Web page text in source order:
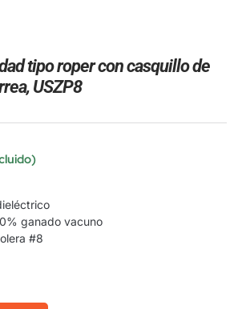
tipo roper con casquillo de
USZP8
ganado vacuno
#8